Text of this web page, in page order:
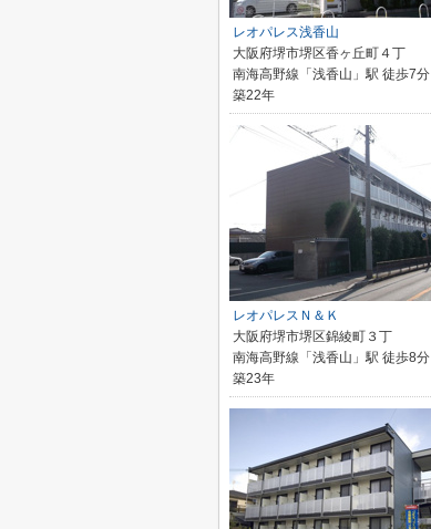
レオパレス浅香山
大阪府堺市堺区香ヶ丘町４丁
南海高野線「浅香山」駅 徒歩7分
築22年
レオパレスＮ＆Ｋ
大阪府堺市堺区錦綾町３丁
南海高野線「浅香山」駅 徒歩8分
築23年